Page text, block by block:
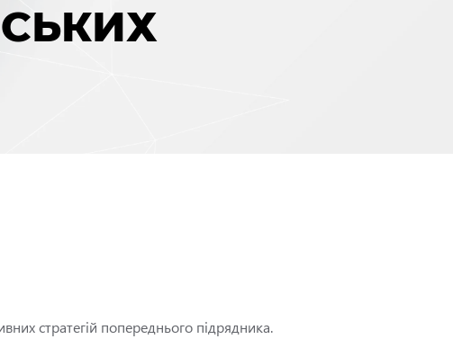
стратегій попереднього підрядника.